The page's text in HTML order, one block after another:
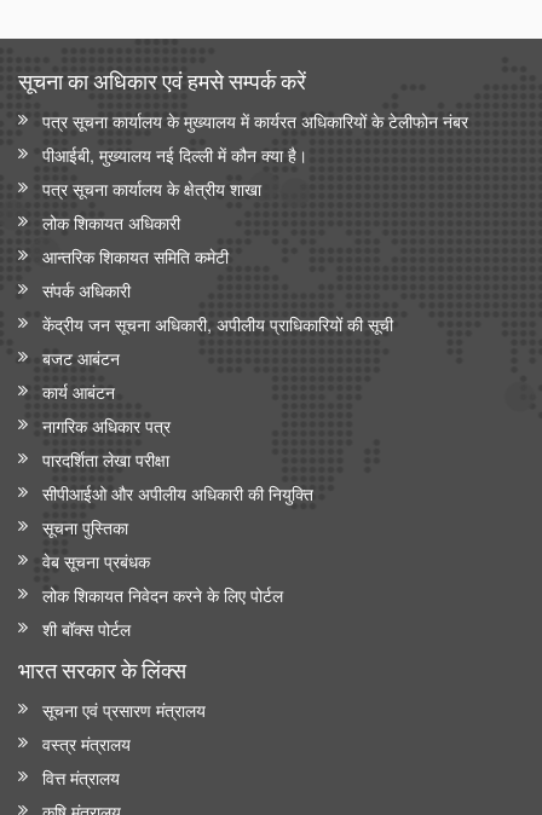
सूचना का अधिकार एवं हमसे सम्‍पर्क करें
पत्र सूचना कार्यालय के मुख्यालय में कार्यरत अधिकारियों के टेलीफोन नंबर
पीआईबी, मुख्यालय नई दिल्ली में कौन क्या है।
पत्र सूचना कार्यालय के क्षेत्रीय शाखा
लोक शिकायत अधिकारी
आन्‍तरिक शिकायत समिति कमेटी
संपर्क अधिकारी
केंद्रीय जन सूचना अधिकारी, अपीलीय प्राधिकारियों की सूची
बजट आबंटन
कार्य आबंटन
नागरिक अधिकार पत्र
पारदर्शिता लेखा परीक्षा
सीपीआईओ और अपी‍लीय अधिकारी की नियुक्ति
सूचना पुस्तिका
वेब सूचना प्रबंधक
लोक शिकायत निवेदन करने के लिए पोर्टल
शी बॉक्स पोर्टल
भारत सरकार के लिंक्‍स
सूचना एवं प्रसारण मंत्रालय
वस्त्र मंत्रालय
वित्त मंत्रालय